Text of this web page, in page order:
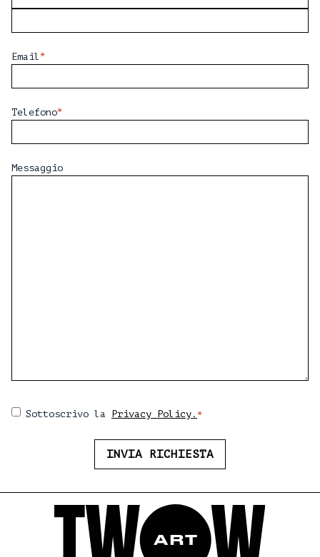
Email*
Telefono*
Messaggio
Consenso
Sottoscrivo la Privacy Policy. *